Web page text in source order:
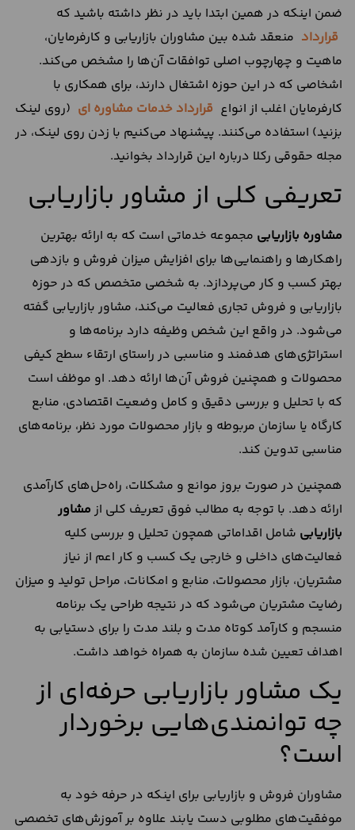
ضمن اینکه در همین ابتدا باید در نظر داشته باشید که
قرارداد منعقد شده بین مشاوران بازاریابی و کارفرمایان،
ماهیت و چهارچوب اصلی توافقات آن‌ها را مشخص می‌کند.
اشخاصی که در این حوزه اشتغال دارند، برای همکاری با
کارفرمایان اغلب از انواع قرارداد خدمات مشاوره ای (روی لینک
بزنید) استفاده می‌کنند. پیشنهاد می‌کنیم با زدن روی لینک، در
مجله حقوقی رکلا درباره این قرارداد بخوانید.
تعریفی کلی از مشاور بازاریابی
مشاوره بازاریابی مجموعه خدماتی است که به ارائه بهترین
راهکارها و راهنمایی‌ها برای افزایش میزان فروش و بازدهی
بهتر کسب و کار می‌پردازد. به شخصی متخصص که در حوزه
بازاریابی و فروش تجاری فعالیت می‌کند، مشاور بازاریابی گفته
می‌شود. در واقع این شخص وظیفه دارد برنامه‌ها و
استراتژی‌های هدفمند و مناسبی در راستای ارتقاء سطح کیفی
محصولات و همچنین فروش آن‌ها ارائه دهد. او موظف است
که با تحلیل و بررسی دقیق و کامل وضعیت اقتصادی، منابع
کارگاه یا سازمان مربوطه و بازار محصولات مورد نظر، برنامه‌های
مناسبی تدوین کند.
همچنین در صورت بروز موانع و مشکلات، راه‌حل‌های کارآمدی
ارائه دهد. با توجه به مطالب فوق تعریف کلی از مشاور
بازاریابی شامل اقداماتی همچون تحلیل و بررسی کلیه
فعالیت‌های داخلی و خارجی یک کسب و کار اعم از نیاز
مشتریان، بازار محصولات، منابع و امکانات، مراحل تولید و میزان
رضایت مشتریان می‌شود که در نتیجه طراحی یک برنامه
منسجم و کارآمد کوتاه مدت و بلند مدت را برای دستیابی به
اهداف تعیین شده سازمان به همراه خواهد داشت.
یک مشاور بازاریابی حرفه‌ای از
چه توانمندی‌هایی برخوردار
است؟
مشاوران فروش و بازاریابی برای اینکه در حرفه خود به
موفقیت‌های مطلوبی دست یابند علاوه بر آموزش‌های تخصصی